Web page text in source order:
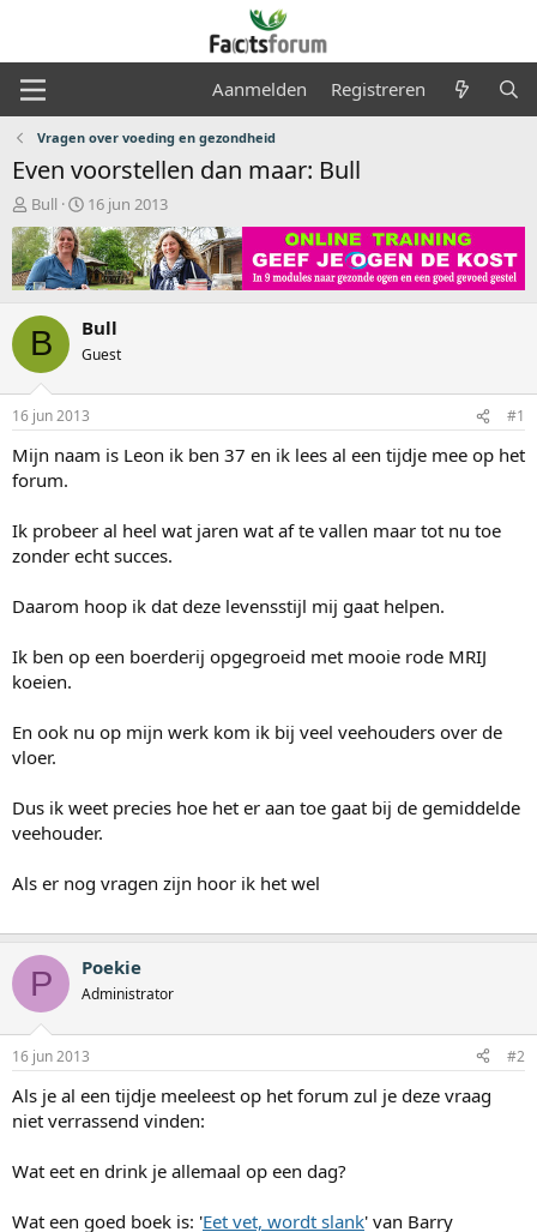
Aanmelden Registreren
Vragen over voeding en gezondheid
Even voorstellen dan maar: Bull
O
n
d
e
r
w
e
r
p
s
t
r
t
r
Bull
S
t
a
r
t
a
t
m
16 jun 2013
B Bull
Guest
16 jun 2013 #1
Mijn naam is Leon ik ben 37 en ik lees al een tijdje mee op het
forum.
Ik probeer al heel wat jaren wat af te vallen maar tot nu toe
zonder echt succes.
Daarom hoop ik dat deze levensstijl mij gaat helpen.
Ik ben op een boerderij opgegroeid met mooie rode MRIJ
koeien.
En ook nu op mijn werk kom ik bij veel veehouders over de
vloer.
Dus ik weet precies hoe het er aan toe gaat bij de gemiddelde
veehouder.
Als er nog vragen zijn hoor ik het wel
P Poekie
Administrator
16 jun 2013 #2
Als je al een tijdje meeleest op het forum zul je deze vraag
niet verrassend vinden:
Wat eet en drink je allemaal op een dag?
Wat een goed boek is: 'Eet vet, wordt slank' van Barry